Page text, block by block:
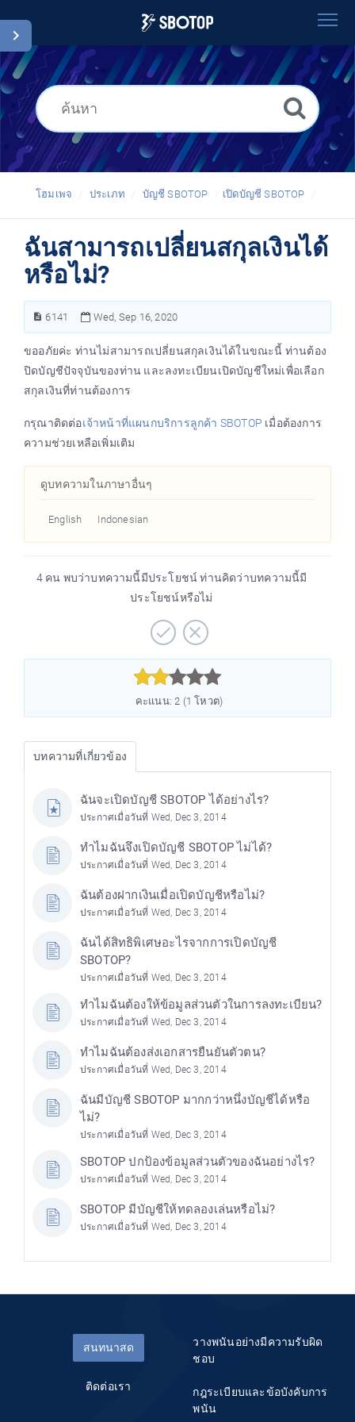
โฮมเพจ
อภิธานศัพท์
Thai
โฮมเพจ ประเภท บัญชี SBOTOP เปิดบัญชี SBOTOP
ฉันสามารถเปลี่ยนสกุลเงินได้
หรือไม่?
6141 Wed, Sep 16, 2020
ขออภัยค่ะ ท่านไม่สามารถเปลี่ยนสกุลเงินได้ในขณะนี้ ท่านต้อง
ปิดบัญชีปัจจุบันของท่าน และลงทะเบียนเปิดบัญชีใหม่เพื่อเลือก
สกุลเงินที่ท่านต้องการ
กรุณาติดต่อเจ้าหน้าที่แผนกบริการลูกค้า SBOTOP เมื่อต้องการ
ความช่วยเหลือเพิ่มเติม
ดูบทความในภาษาอื่นๆ
English Indonesian
4 คน พบว่าบทความนี้มีประโยชน์ ท่านคิดว่าบทความนี้มี
ประโยชน์หรือไม่



คะแนน: 2 (1 โหวต)
บทความที่เกี่ยวข้อง
ฉันจะเปิดบัญชี SBOTOP ได้อย่างไร?
ประกาศเมื่อวันที่ Wed, Dec 3, 2014
ทำไมฉันจึงเปิดบัญชี SBOTOP ไม่ได้?
ประกาศเมื่อวันที่ Wed, Dec 3, 2014
ฉันต้องฝากเงินเมื่อเปิดบัญชีหรือไม่?
ประกาศเมื่อวันที่ Wed, Dec 3, 2014
ฉันได้สิทธิพิเศษอะไรจากการเปิดบัญชี
SBOTOP?
ประกาศเมื่อวันที่ Wed, Dec 3, 2014
ทำไมฉันต้องให้ข้อมูลส่วนตัวในการลงทะเบียน?
ประกาศเมื่อวันที่ Wed, Dec 3, 2014
ทำไมฉันต้องส่งเอกสารยืนยันตัวตน?
ประกาศเมื่อวันที่ Wed, Dec 3, 2014
ฉันมีบัญชี SBOTOP มากกว่าหนึ่งบัญชีได้หรือ
ไม่?
ประกาศเมื่อวันที่ Wed, Dec 3, 2014
SBOTOP ปกป้องข้อมูลส่วนตัวของฉันอย่างไร?
ประกาศเมื่อวันที่ Wed, Dec 3, 2014
SBOTOP มีบัญชีให้ทดลองเล่นหรือไม่?
ประกาศเมื่อวันที่ Wed, Dec 3, 2014
สนทนาสด
ติดต่อเรา
วางพนันอย่างมีความรับผิด
ชอบ
กฎระเบียบและข้อบังคับการ
พนัน